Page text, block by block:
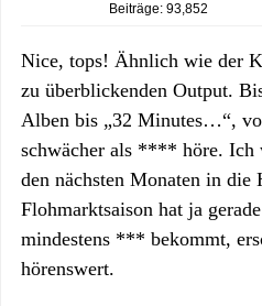
Beiträge: 93,852
Nice, tops! Ähnlich wie der
zu überblickenden Output.
Alben bis „32 Minutes…“,
schwächer als **** höre. Ich
den nächsten Monaten in die
Flohmarktsaison hat ja
mindestens *** bekommt,
hörenswert.